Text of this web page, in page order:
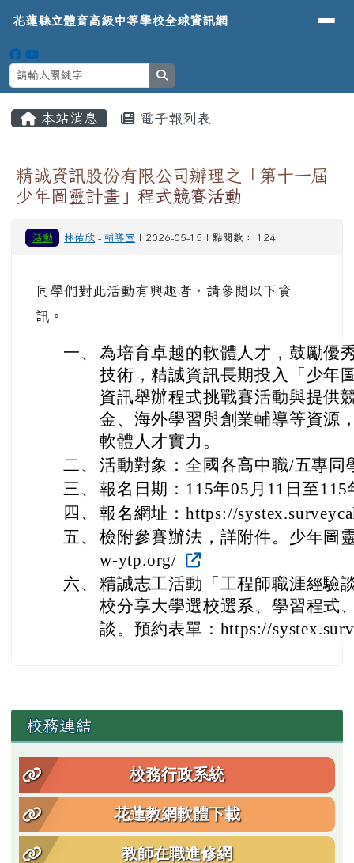
花蓮縣立體育高級中等學校全球資
導覽列
花蓮縣立體育高級中等學校全球資訊網
本站消息 電子報列表
精誠資訊股份有限公司辦理之「第十一屆
少年圖靈計畫」程式競賽活動
活動 林佑欣 -輔導室 | 2026-05-15 | 點閱數： 124
同學們對此活動有興趣者，請參閱以下資
訊。
一、 為培育卓越的軟體人才，鼓勵優
技術，精誠資訊長期投入「少年
資訊舉辦程式挑戰賽活動與提供
金、海外學習與創業輔導等資源
軟體人才實力。
二、 活動對象：全國各高中職/五專同
三、 報名日期：115年05月11日至115
四、 報名網址：https://
五、 檢附參賽辦法，詳附件。少年圖
w-ytp.org/
六、 精誠志工活動「工程師職涯經驗
校分享大學選校選系、學習程式
談。預約表單：https://
左邊區域內容
校務連結
校務行政系統
花蓮教網軟體下載
教師在職進修網